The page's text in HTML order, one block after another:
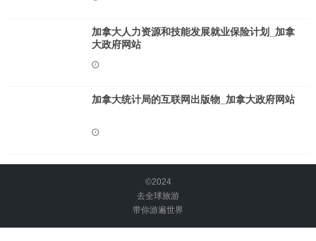
加拿大人力资源和技能发展就业保险计划_加拿
大政府网站
加拿大统计局的互联网出版物_加拿大政府网站
©2024
去全球旅游
带你游遍世界